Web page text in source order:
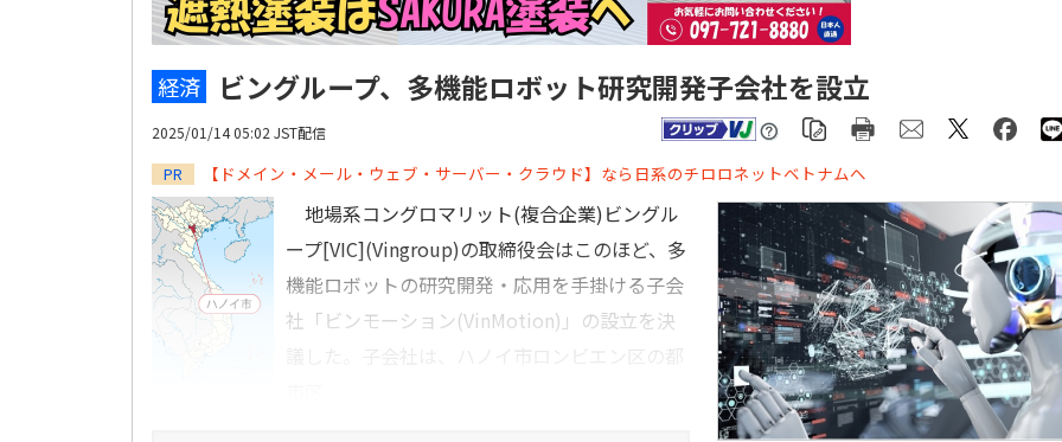
経済 ビングループ、多機能ロボット研究開発子会社を設立
2025/01/14 05:02 JST配信
PR 【ドメイン・メール・ウェブ・サーバー・クラウド】なら日系のチロロネットベトナムへ
地場系コングロマリット(複合企業)ビングル
ープ[VIC](Vingroup)の取締役会はこのほど、多
機能ロボットの研究開発・応用を手掛ける子会
社「ビンモーション(VinMotion)」の設立を決